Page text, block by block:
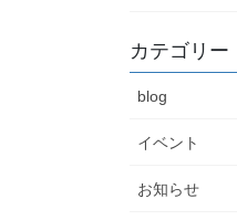
カテゴリー
blog
イベント
お知らせ